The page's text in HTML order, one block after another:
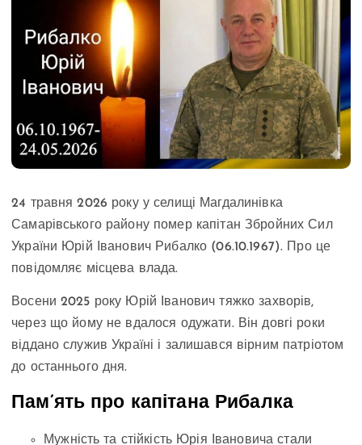
24 травня 2026 року у селищі Магдалинівка
Самарівського району помер капітан Збройних Сил
України Юрій Іванович Рибалко (06.10.1967). Про це
повідомляє місцева влада.
Восени 2025 року Юрій Іванович тяжко захворів,
через що йому не вдалося одужати. Він довгі роки
віддано служив Україні і залишався вірним патріотом
до останнього дня.
Пам’ять про капітана Рибалка
Мужність та стійкість Юрія Івановича стали